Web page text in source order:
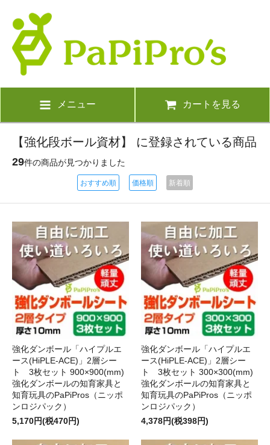
メニュー カートを見る
【強化段ボール資材】 に登録されている商品
29件の商品が見つかりました
おすすめ順 価格順 新着順
強化ダンボール「ハイプルエ
ース(HiPLE-ACE)」2層シー
ト 3枚セット 900×900(mm)
強化ダンボールの知育家具と
知育玩具のPaPiPros（ニッポ
ンロジパック）
5,170円(税470円)
強化ダンボール「ハイプルエ
ース(HiPLE-ACE)」2層シー
ト 3枚セット 300×300(mm)
強化ダンボールの知育家具と
知育玩具のPaPiPros（ニッポ
ンロジパック）
4,378円(税398円)